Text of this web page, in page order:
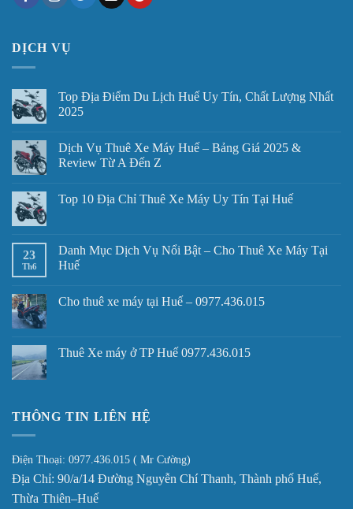
DỊCH VỤ
Top Địa Điểm Du Lịch Huế Uy Tín, Chất Lượng Nhất
2025
Dịch Vụ Thuê Xe Máy Huế – Bảng Giá 2025 &
Review Từ A Đến Z
Top 10 Địa Chỉ Thuê Xe Máy Uy Tín Tại Huế
23
Th6
Danh Mục Dịch Vụ Nổi Bật – Cho Thuê Xe Máy Tại
Huế
Cho thuê xe máy tại Huế – 0977.436.015
Thuê Xe máy ở TP Huế 0977.436.015
THÔNG TIN LIÊN HỆ
Điện Thoại: 0977.436.015 ( Mr Cường)
Địa Chỉ: 90/a/14 Đường Nguyễn Chí Thanh, Thành phố Huế,
Thừa Thiên–Huế